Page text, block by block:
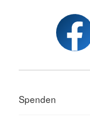
Spenden